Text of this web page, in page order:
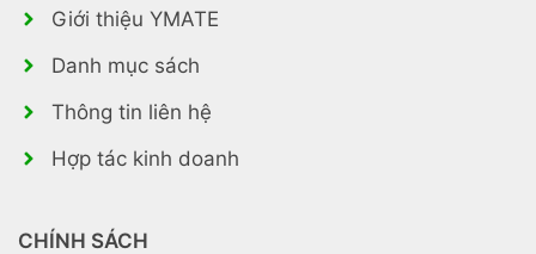
Giới thiệu YMATE
Danh mục sách
Thông tin liên hệ
Hợp tác kinh doanh
CHÍNH SÁCH